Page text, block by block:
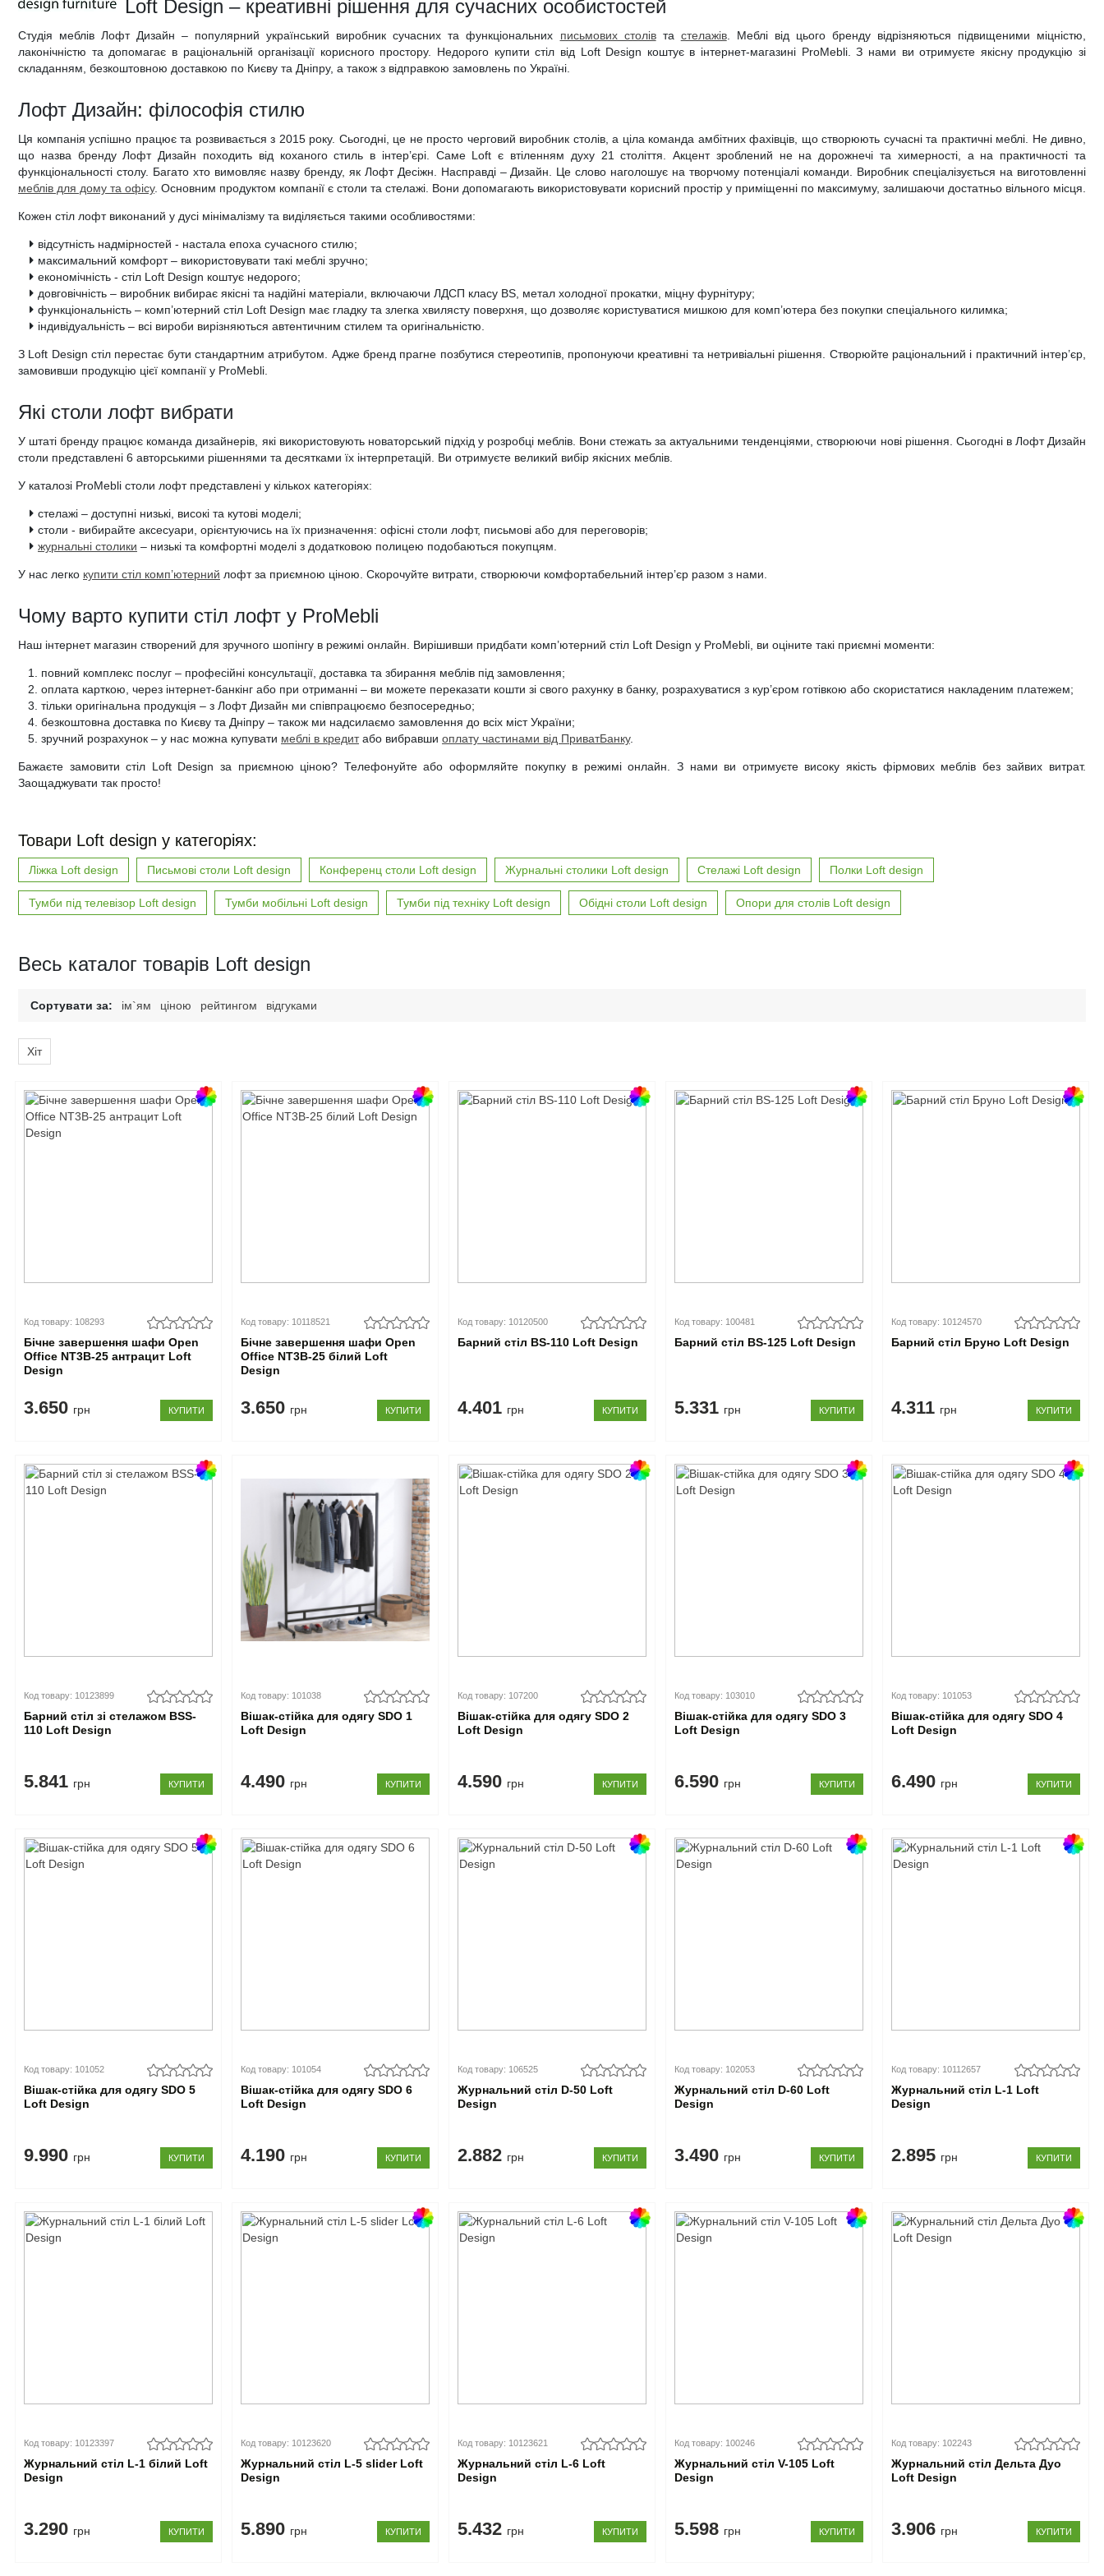
Loft Design – креативні рішення для сучасних особистостей
Студія меблів Лофт Дизайн – популярний український виробник сучасних та функціональних письмових столівта стелажів. Меблі від цього бренду відрізняються підвищеними міцністю,
лаконічністю та допомагає в раціональній організації корисного простору. Недорого купити стіл від Loft Design коштує в інтернет-магазині ProMebli. З нами ви отримуєте якісну продукцію зі
складанням, безкоштовною доставкою по Києву та Дніпру, а також з відправкою замовлень по Україні.
Лофт Дизайн: філософія стилю
Ця компанія успішно працює та розвивається з 2015 року. Сьогодні, це не просто черговий виробник столів, а ціла команда амбітних фахівців, що створюють сучасні та практичні меблі. Не дивно,
що назва бренду Лофт Дизайн походить від коханого стиль в інтер’єрі. Саме Loft є втіленням духу 21 століття. Акцент зроблений не на дорожнечі та химерності, а на практичності та
функціональності столу. Багато хто вимовляє назву бренду, як Лофт Десіжн. Насправді – Дизайн. Це слово наголошує на творчому потенціалі команди. Виробник спеціалізується на виготовленні
меблів для дому та офісу. Основним продуктом компанії є столи та стелажі. Вони допомагають використовувати корисний простір у приміщенні по максимуму, залишаючи достатньо вільного місця.
Кожен стіл лофт виконаний у дусі мінімалізму та виділяється такими особливостями:
відсутність надмірностей - настала епоха сучасного стилю;
максимальний комфорт – використовувати такі меблі зручно;
економічність - стіл Loft Design коштує недорого;
довговічність – виробник вибирає якісні та надійні матеріали, включаючи ЛДСП класу BS, метал холодної прокатки, міцну фурнітуру;
функціональність – комп’ютерний стіл Loft Design має гладку та злегка хвилясту поверхня, що дозволяє користуватися мишкою для комп’ютера без покупки спеціального килимка;
індивідуальність – всі вироби вирізняються автентичним стилем та оригінальністю.
З Loft Design стіл перестає бути стандартним атрибутом. Адже бренд прагне позбутися стереотипів, пропонуючи креативні та нетривіальні рішення. Створюйте раціональний і практичний інтер’єр,
замовивши продукцію цієї компанії у ProMebli.
Які столи лофт вибрати
У штаті бренду працює команда дизайнерів, які використовують новаторський підхід у розробці меблів. Вони стежать за актуальними тенденціями, створюючи нові рішення. Сьогодні в Лофт Дизайн
столи представлені 6 авторськими рішеннями та десятками їх інтерпретацій. Ви отримуєте великий вибір якісних меблів.
У каталозі ProMebli столи лофт представлені у кількох категоріях:
стелажі – доступні низькі, високі та кутові моделі;
столи - вибирайте аксесуари, орієнтуючись на їх призначення: офісні столи лофт, письмові або для переговорів;
журнальні столики – низькі та комфортні моделі з додатковою полицею подобаються покупцям.
У нас легко купити стіл комп’ютерний лофт за приємною ціною. Скорочуйте витрати, створюючи комфортабельний інтер’єр разом з нами.
Чому варто купити стіл лофт у ProMebli
Наш інтернет магазин створений для зручного шопінгу в режимі онлайн. Вирішивши придбати комп’ютерний стіл Loft Design у ProMebli, ви оціните такі приємні моменти:
повний комплекс послуг – професійні консультації, доставка та збирання меблів під замовлення;
оплата карткою, через інтернет-банкінг або при отриманні – ви можете переказати кошти зі свого рахунку в банку, розрахуватися з кур’єром готівкою або скористатися накладеним платежем;
тільки оригінальна продукція – з Лофт Дизайн ми співпрацюємо безпосередньо;
безкоштовна доставка по Києву та Дніпру – також ми надсилаємо замовлення до всіх міст України;
зручний розрахунок – у нас можна купувати меблі в кредитабо вибравши оплату частинами від ПриватБанку.
Бажаєте замовити стіл Loft Design за приємною ціною? Телефонуйте або оформляйте покупку в режимі онлайн. З нами ви отримуєте високу якість фірмових меблів без зайвих витрат.
Заощаджувати так просто!
Товари Loft design у категоріях:
Ліжка Loft design Письмові столи Loft design Конференц столи Loft design Журнальні столики Loft design Стелажі Loft design Полки Loft design
Тумби під телевізор Loft design Тумби мобільні Loft design Тумби під техніку Loft design Обідні столи Loft design Опори для столів Loft design
Весь каталог товарів Loft design
Сортувати за: ім`ям ціною рейтингом відгуками
Хіт
Код товару: 108293
Бічне завершення шафи Open
Office NT3B-25 антрацит Loft
Design
3.650 грн КУПИТИ
Код товару: 10118521
Бічне завершення шафи Open
Office NT3B-25 білий Loft
Design
3.650 грн КУПИТИ
Код товару: 10120500
Барний стіл BS-110 Loft Design
4.401 грн КУПИТИ
Код товару: 100481
Барний стіл BS-125 Loft Design
5.331 грн КУПИТИ
Код товару: 10124570
Барний стіл Бруно Loft Design
4.311 грн КУПИТИ
Код товару: 10123899
Барний стіл зі стелажом BSS-
110 Loft Design
5.841 грн КУПИТИ
Код товару: 101038
Вішак-стійка для одягу SDO 1
Loft Design
4.490 грн КУПИТИ
Код товару: 107200
Вішак-стійка для одягу SDO 2
Loft Design
4.590 грн КУПИТИ
Код товару: 103010
Вішак-стійка для одягу SDO 3
Loft Design
6.590 грн КУПИТИ
Код товару: 101053
Вішак-стійка для одягу SDO 4
Loft Design
6.490 грн КУПИТИ
Код товару: 101052
Вішак-стійка для одягу SDO 5
Loft Design
9.990 грн КУПИТИ
Код товару: 101054
Вішак-стійка для одягу SDO 6
Loft Design
4.190 грн КУПИТИ
Код товару: 106525
Журнальний стіл D-50 Loft
Design
2.882 грн КУПИТИ
Код товару: 102053
Журнальний стіл D-60 Loft
Design
3.490 грн КУПИТИ
Код товару: 10112657
Журнальний стіл L-1 Loft
Design
2.895 грн КУПИТИ
Код товару: 10123397
Журнальний стіл L-1 білий Loft
Design
3.290 грн КУПИТИ
Код товару: 10123620
Журнальний стіл L-5 slider Loft
Design
5.890 грн КУПИТИ
Код товару: 10123621
Журнальний стіл L-6 Loft
Design
5.432 грн КУПИТИ
Код товару: 100246
Журнальний стіл V-105 Loft
Design
5.598 грн КУПИТИ
Код товару: 102243
Журнальний стіл Дельта Дуо
Loft Design
3.906 грн КУПИТИ
Дитячі стільчики
Високоглянцеві тумби для ванної кімнати
Тумби для ванної під дерево
Унітази
Душові гарнітури